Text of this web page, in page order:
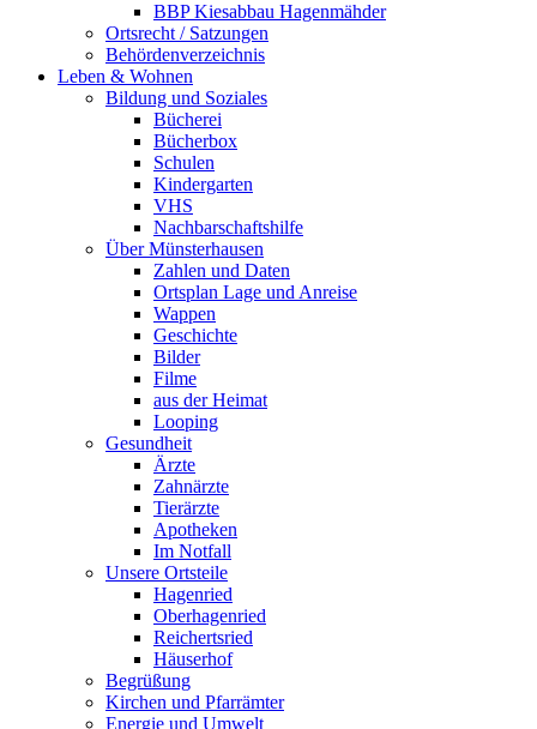
BBP Kiesabbau Hagenmähder
Ortsrecht / Satzungen
Behördenverzeichnis
Leben & Wohnen
Bildung und Soziales
Bücherei
Bücherbox
Schulen
Kindergarten
VHS
Nachbarschaftshilfe
Über Münsterhausen
Zahlen und Daten
Ortsplan Lage und Anreise
Wappen
Geschichte
Bilder
Filme
aus der Heimat
Looping
Gesundheit
Ärzte
Zahnärzte
Tierärzte
Apotheken
Im Notfall
Unsere Ortsteile
Hagenried
Oberhagenried
Reichertsried
Häuserhof
Begrüßung
Kirchen und Pfarrämter
Energie und Umwelt